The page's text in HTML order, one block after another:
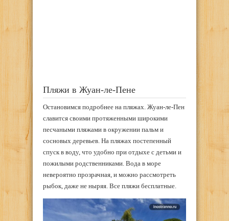
Пляжи в Жуан-ле-Пене
Остановимся подробнее на пляжах. Жуан-ле-Пен
славится своими протяженными широкими
песчаными пляжами в окружении пальм и
сосновых деревьев. На пляжах постепенный
спуск в воду, что удобно при отдыхе с детьми и
пожилыми родственниками. Вода в море
невероятно прозрачная, и можно рассмотреть
рыбок, даже не ныряя. Все пляжи бесплатные.